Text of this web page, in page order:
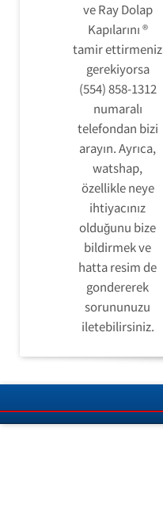
ve Ray Dolap
Kapılarını ®
tamir ettirmeniz
gerekiyorsa
(554) 858-1312
numaralı
telefondan bizi
arayın. Ayrıca,
watshap,
özellikle neye
ihtiyacınız
olduğunu bize
bildirmek ve
hatta resim de
gondererek
sorununuzu
iletebilirsiniz.